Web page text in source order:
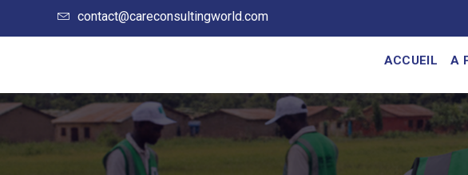
contact@careconsultingworld.com
ACCUEIL A